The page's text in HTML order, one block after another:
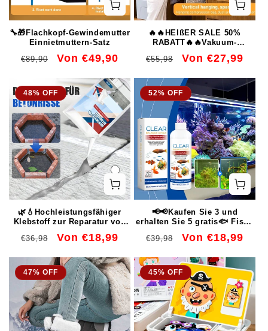
🔧🎁Flachkopf-Gewindemutter
Einnietmuttern-Satz
Normaler
€89,90 Verkaufspreis
Von €49,90
🔥🔥HEIßER SALE 50%
RABATT🔥🔥Vakuum-
Aufhängen
Normaler
€55,98 Verkaufspreis
Von €27,99
48% OFF
🌿💧Hochleistungsfähiger
Klebstoff zur Reparatur von
begrenzte Zeit 50 % Rabatt
Normaler
€36,98 Verkaufspreis
Von €18,99
52% OFF
📢📢Kaufen Sie 3 und
erhalten Sie 5 gratis🐟 Fisch
sauber 🪸
Normaler
€39,98 Verkaufspreis
Von €18,99
47% OFF 45% OFF